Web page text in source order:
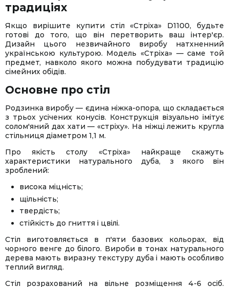
традиціях
Якщо вирішите купити стіл «Стріха» D1100, будьте
готові до того, що він перетворить ваш інтер'єр.
Дизайн цього незвичайного виробу натхненний
українською культурою. Модель «Стріха» — саме той
предмет, навколо якого можна побудувати традицію
сімейних обідів.
Основне про стіл
Родзинка виробу — єдина ніжка-опора, що складається
з трьох усічених конусів. Конструкція візуально імітує
солом'яний дах хати — «стріху». На ніжці лежить кругла
стільниця діаметром 1,1 м.
Про якість столу «Стріха» найкраще скажуть
характеристики натурального дуба, з якого він
зроблений:
висока міцність;
щільність;
твердість;
стійкість до гниття і цвілі.
Стіл виготовляється в п'яти базових кольорах, від
чорного венге до білого. Вироби в тонах натурального
дерева мають виразну текстуру дуба і мають особливо
теплий вигляд.
Стіл розрахований на вільне розміщення 4-6 осіб.